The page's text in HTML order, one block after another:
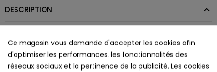
DESCRIPTION
AZR TEDDY+
Ce magasin vous demande d'accepter les cookies afin
d'optimiser les performances, les fonctionnalités des
réseaux sociaux et la pertinence de la publicité. Les cookies